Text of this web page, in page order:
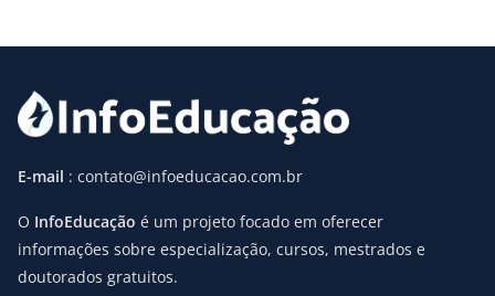
E-mail : contato@infoeducacao.com.br
O InfoEducação é um projeto focado em oferecer
informações sobre especialização, cursos, mestrados e
doutorados gratuitos.